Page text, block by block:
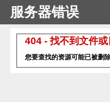
服务器错误
404 - 找不到文件或
您要查找的资源可能已被删